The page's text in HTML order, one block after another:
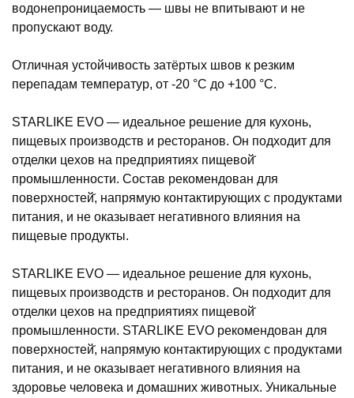
водонепроницаемость — швы не впитывают и не
пропускают воду.
Отличная устойчивость затёртых швов к резким
перепадам температур, от -20 °С до +100 °С.
STARLIKE EVO — идеальное решение для кухонь,
пищевых производств и ресторанов. Он подходит для
отделки цехов на предприятиях пищевой̆
промышленности. Состав рекомендован для
поверхностей̆, напрямую контактирующих с продуктами
питания, и не оказывает негативного влияния на
пищевые продукты.
STARLIKE EVO — идеальное решение для кухонь,
пищевых производств и ресторанов. Он подходит для
отделки цехов на предприятиях пищевой̆
промышленности. STARLIKE EVO рекомендован для
поверхностей̆, напрямую контактирующих с продуктами
питания, и не оказывает негативного влияния на
здоровье человека и домашних животных. Уникальные